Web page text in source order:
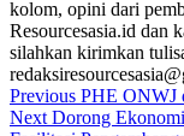
kolom, opini dari
Resourcesasia.id dan
silahkan kirimkan
Previous PHE ONWJ
Next Dorong